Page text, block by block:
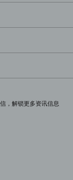
，解锁更多资讯信息